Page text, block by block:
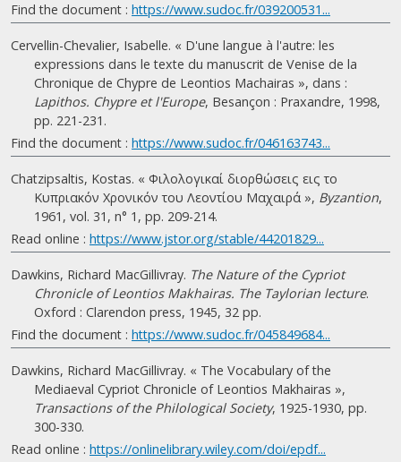
Find the document : https://www.sudoc.fr/039200531...
Cervellin-Chevalier, Isabelle. « D'une langue à l'autre: les
expressions dans le texte du manuscrit de Venise de la
Chronique de Chypre de Leontios Machairas », dans :
Lapithos. Chypre et l'Europe, Besançon : Praxandre, 1998,
pp. 221-231.
Find the document : https://www.sudoc.fr/046163743...
Chatzipsaltis, Κostas. « Φιλολογικαί διορθώσεις εις το
Κυπριακόν Χρονικόν του Λεοντίου Μαχαιρά », Byzantion,
1961, vol. 31, n° 1, pp. 209-214.
Read online : https://www.jstor.org/stable/44201829...
Dawkins, Richard MacGillivray. The Nature of the Cypriot
Chronicle of Leontios Makhairas. The Taylorian lecture.
Oxford : Clarendon press, 1945, 32 pp.
Find the document : https://www.sudoc.fr/045849684...
Dawkins, Richard MacGillivray. « The Vocabulary of the
Mediaeval Cypriot Chronicle of Leontios Makhairas »,
Transactions of the Philological Society, 1925-1930, pp.
300-330.
Read online : https://onlinelibrary.wiley.com/doi/epdf...